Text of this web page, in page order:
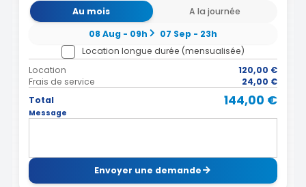
Au mois
A la journée
08 Aug - 09h
07 Sep - 23h
Location longue durée (mensualisée)
Location
120,00 €
Frais de service
24,00 €
Total
144,00 €
Message
Envoyer une demande